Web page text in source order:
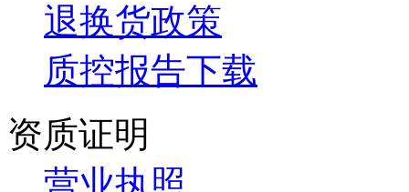
退换货政策
质控报告下载
资质证明
营业执照